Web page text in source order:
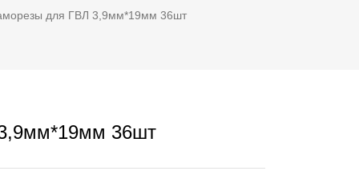
для ГВЛ 3,9мм*19мм 36шт
36шт